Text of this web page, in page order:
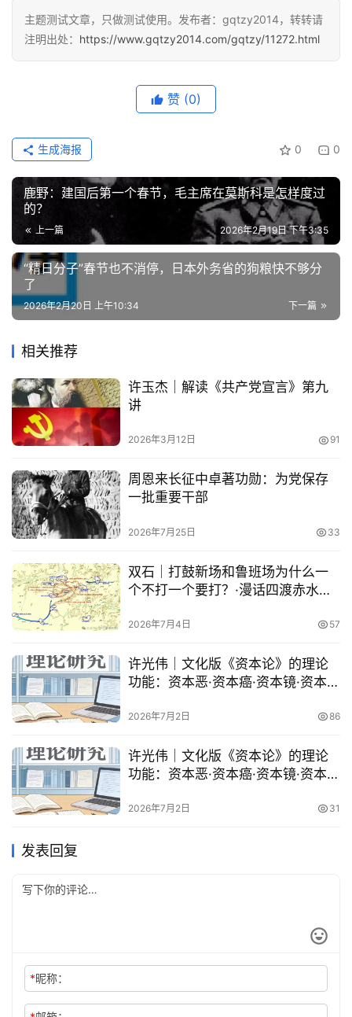
主题测试文章，只做测试使用。发布者：gqtzy2014，转转请
注明出处： https://www.gqtzy2014.com/gqtzy/11272.html
赞 (0)
0 0
生成海报
鹿野：建国后第一个春节，毛主席在莫斯科是怎样度过
的？
上一篇 2026年2月19日 下午3:35
“精日分子”春节也不消停，日本外务省的狗粮快不够分
了
下一篇
2026年2月20日 上午10:34
相关推荐
许玉杰｜解读《共产党宣言》第九
讲
2026年3月12日 91
周恩来长征中卓著功勋：为党保存
一批重要干部
2026年7月25日 33
双石｜打鼓新场和鲁班场为什么一
个不打一个要打？·漫话四渡赤水
2026年7月4日 57
许光伟｜文化版《资本论》的理论
功能：资本恶·资本癌·资本镜·资本兽
2026年7月2日 86
许光伟｜文化版《资本论》的理论
功能：资本恶·资本癌·资本镜·资本兽
2026年7月2日 31
发表回复
*昵称：